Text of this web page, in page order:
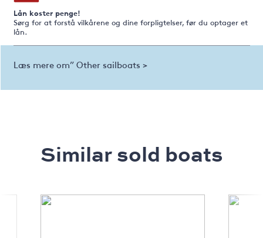
Lån koster penge!
Sørg for at forstå vilkårene og dine forpligtelser, før du optager et
lån.
Læs mere om” Other sailboats >
Similar sold boats